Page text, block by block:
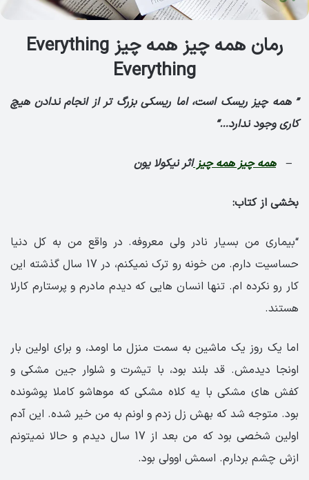
رمان همه چیز همه چیز Everything
Everything
”همه چیز ریسک است، اما ریسکی بزرگ تر از انجام ندادن هیچ
کاری وجود ندارد…“
– همه چیز همه چیزاثر نیکولا یون
بخشی از کتاب:
“بیماری من بسیار نادر ولی معروفه. در واقع من به کل دنیا
حساسیت دارم. من خونه رو ترک نمیکنم، در 17 سال گذشته این
کار رو نکرده ام. تنها انسان هایی که دیدم مادرم و پرستارم کارلا
هستند.
اما یک روز یک ماشین به سمت منزل ما اومد، و برای اولین بار
اونجا دیدمش. قد بلند بود، با تیشرت و شلوار جین مشکی و
کفش های مشکی با یه کلاه مشکی که موهاشو کاملا پوشونده
بود. متوجه شد که بهش زل زدم و اونم به من خیر شده. این آدم
اولین شخصی بود که من بعد از 17 سال دیدم و حالا نمیتونم
ازش چشم بردارم. اسمش اوولی بود.